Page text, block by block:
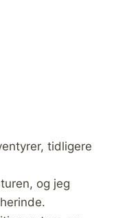
tidligere
og jeg